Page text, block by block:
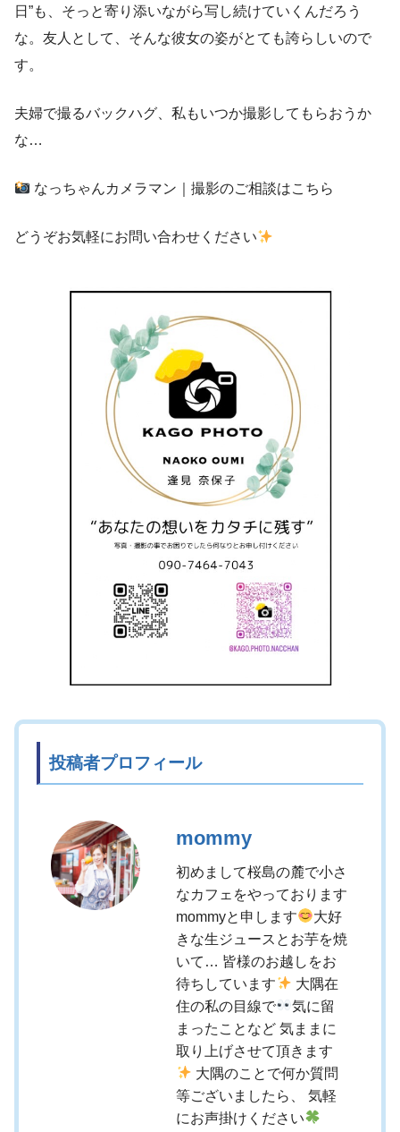
日”も、そっと寄り添いながら写し続けていくんだろう
な。友人として、そんな彼女の姿がとても誇らしいので
す。
夫婦で撮るバックハグ、私もいつか撮影してもらおうか
な…
なっちゃんカメラマン｜撮影のご相談はこちら
どうぞお気軽にお問い合わせください
投稿者プロフィール
mommy
初めまして桜島の麓で小さ
なカフェをやっております
mommyと申します
大好
きな生ジュースとお芋を焼
いて… 皆様のお越しをお
待ちしています
大隅在
住の私の目線で
気に留
まったことなど 気ままに
取り上げさせて頂きます
大隅のことで何か質問
等ございましたら、 気軽
にお声掛けください